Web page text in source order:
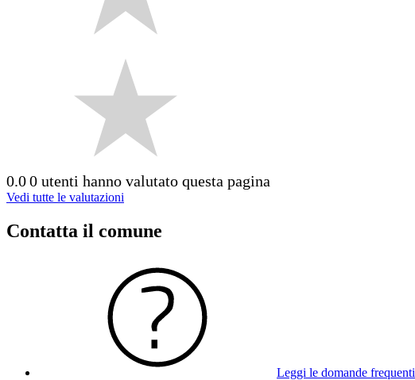
0.00 utenti hanno valutato questa pagina
Vedi tutte le valutazioni
Contatta il comune
Leggi le domande frequenti